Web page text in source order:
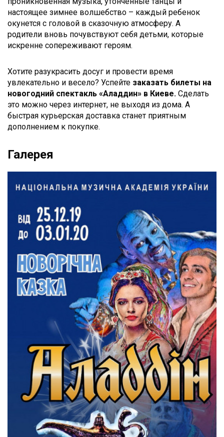
настоящее зимнее волшебство – каждый ребенок
окунется с головой в сказочную атмосферу. А
родители вновь почувствуют себя детьми, которые
искренне сопереживают героям.
Хотите разукрасить досуг и провести время
увлекательно и весело? Успейте заказать билеты на
новогодний спектакль «Аладдин» в Киеве. Сделать
это можно через интернет, не выходя из дома. А
быстрая курьерская доставка станет приятным
дополнением к покупке.
Галерея